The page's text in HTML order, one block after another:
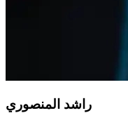
راشد المنصوري